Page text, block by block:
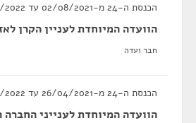
הכנסת ה-24 מ-02/08/2021 עד 15/11/2022
הוועדה המיוחדת לעניין הקרן
חבר ועדה
הכנסת ה-24 מ-26/04/2021 עד 15/11/2022
הוועדה המיוחדת לענייני